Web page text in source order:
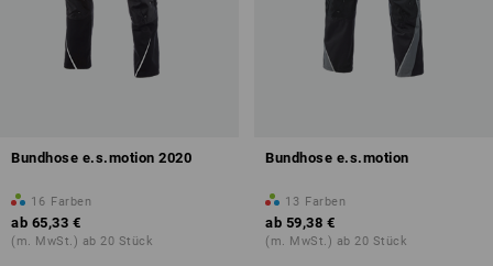
Bundhose e.s.motion 2020
16 Farben
ab 65,33 €
(m. MwSt.) ab 20 Stück
Bundhose e.s.motion
13 Farben
ab 59,38 €
(m. MwSt.) ab 20 Stück